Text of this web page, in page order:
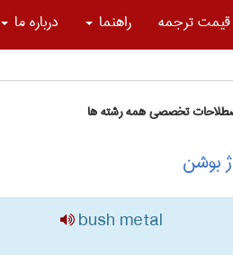
قیمت ترجمه راهنما درباره ما
تخصصی همه رشته ها
بوشن
bush metal